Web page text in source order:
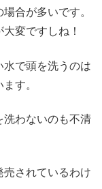
合が多いです。
変ですしね！
水で頭を洗うのは
す。
洗わないのも不清
売されているわけ